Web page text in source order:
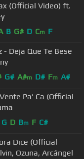
(Official Video) ft.
B G# D Cm F
- Deja Que Te Bese
G# A#m D# Fm A#
Pa' Ca (Official
G D Bm F C#
Dice (Official
Ozuna, Arcángel